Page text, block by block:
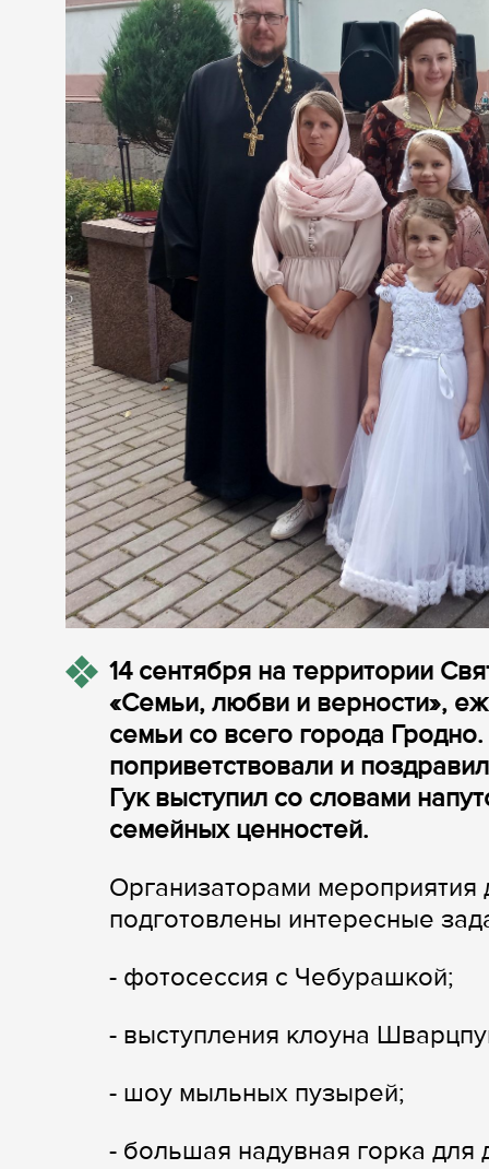
14 сентября на территории
«Семьи, любви и верности»,
семьи со всего города
поприветствовали и
Гук выступил со словами
семейных ценностей.
Организаторами мероприятия
подготовлены интересные
- фотосессия с Чебурашкой;
- выступления клоуна
- шоу мыльных пузырей;
- большая надувная горка для